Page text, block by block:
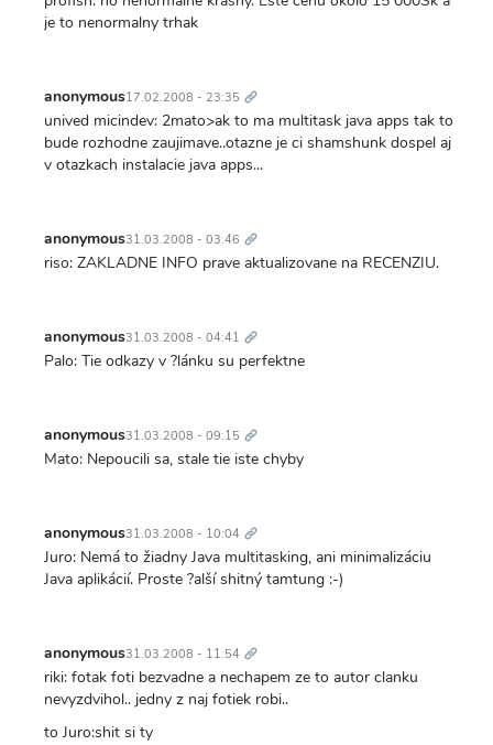
je to nenormalny trhak
anonymous17.02.2008 - 23:35 odkaz
unived micindev: 2mato>ak to ma multitask java apps tak to
bude rozhodne zaujimave..otazne je ci shamshunk dospel aj
v otazkach instalacie java apps...
anonymous31.03.2008 - 03:46 odkaz
riso: ZAKLADNE INFO prave aktualizovane na RECENZIU.
anonymous31.03.2008 - 04:41 odkaz
Palo: Tie odkazy v ?lánku su perfektne
anonymous31.03.2008 - 09:15 odkaz
Mato: Nepoucili sa, stale tie iste chyby
anonymous31.03.2008 - 10:04 odkaz
Juro: Nemá to žiadny Java multitasking, ani minimalizáciu
Java aplikácií. Proste ?alší shitný tamtung :-)
anonymous31.03.2008 - 11:54 odkaz
riki: fotak foti bezvadne a nechapem ze to autor clanku
nevyzdvihol.. jedny z naj fotiek robi..
to Juro:shit si ty